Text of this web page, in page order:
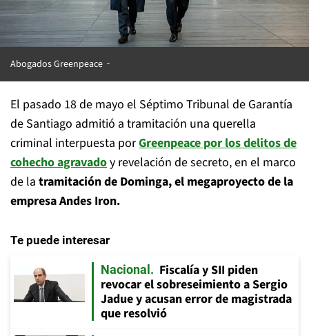
Abogados Greenpeace
El pasado 18 de mayo el Séptimo Tribunal de Garantía
de Santiago admitió a tramitación una querella
criminal interpuesta porGreenpeace por los delitos de
cohecho agravadoy revelación de secreto, en el marco
de la tramitación de Dominga, el megaproyecto de la
empresa Andes Iron.
Te puede interesar
Nacional
Fiscalía y SII piden
revocar el sobreseimiento a Sergio
Jadue y acusan error de magistrada
que resolvió